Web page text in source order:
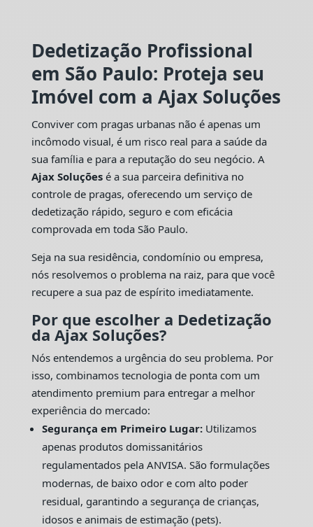
Dedetização Profissional
em São Paulo: Proteja seu
Imóvel com a Ajax Soluções
Conviver com pragas urbanas não é apenas um
incômodo visual, é um risco real para a saúde da
sua família e para a reputação do seu negócio. A
Ajax Soluçõesé a sua parceira definitiva no
controle de pragas, oferecendo um serviço de
dedetização rápido, seguro e com eficácia
comprovada em toda São Paulo.
Seja na sua residência, condomínio ou empresa,
nós resolvemos o problema na raiz, para que você
recupere a sua paz de espírito imediatamente.
Por que escolher a Dedetização
da Ajax Soluções?
Nós entendemos a urgência do seu problema. Por
isso, combinamos tecnologia de ponta com um
atendimento premium para entregar a melhor
experiência do mercado:
Segurança em Primeiro Lugar:Utilizamos
apenas produtos domissanitários
regulamentados pela ANVISA. São formulações
modernas, de baixo odor e com alto poder
residual, garantindo a segurança de crianças,
idosos e animais de estimação (pets).